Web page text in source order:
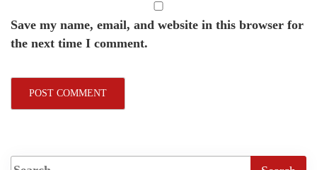
Save my name, email, and website in this browser for
the next time I comment.